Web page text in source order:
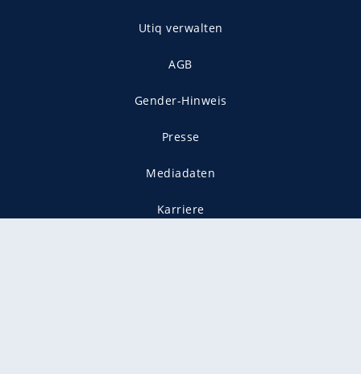
Utiq verwalten
AGB
Gender-Hinweis
Presse
Mediadaten
Karriere